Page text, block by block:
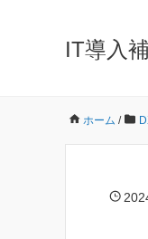
IT導入
ホーム /